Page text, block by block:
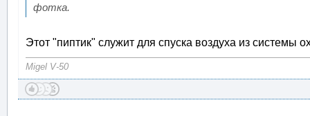
фотка.
Этот "пиптик" служит для спуска воздуха из системы
Migel V-50